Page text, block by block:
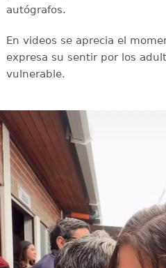
autógrafos.
En videos se aprecia el
expresa su sentir por los
vulnerable.